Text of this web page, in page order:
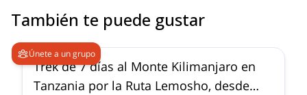
También te puede gustar
Únete a un grupo
Trek de 7 días al Monte Kilimanjaro en
Tanzania por la Ruta Lemosho, desde